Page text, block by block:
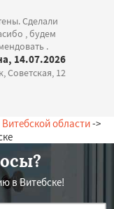
Сделали
, будем
.
14.07.2026
Советская, 12
области->
в Витебске!